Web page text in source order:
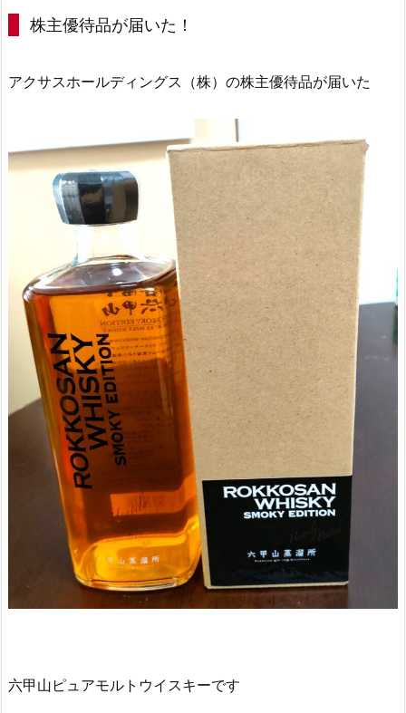
株主優待品が届いた！
アクサスホールディングス（株）の株主優待品が届いた
六甲山ピュアモルトウイスキーです